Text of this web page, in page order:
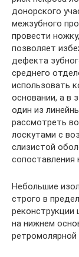
донорского
межзубного
провести
позволяет
дефекта
среднего
использовать
основании, а в
один из
рассмотреть
лоскутами с
слизистой
сопоставления
Небольшие
строго в
на нижнем
ретромолярной